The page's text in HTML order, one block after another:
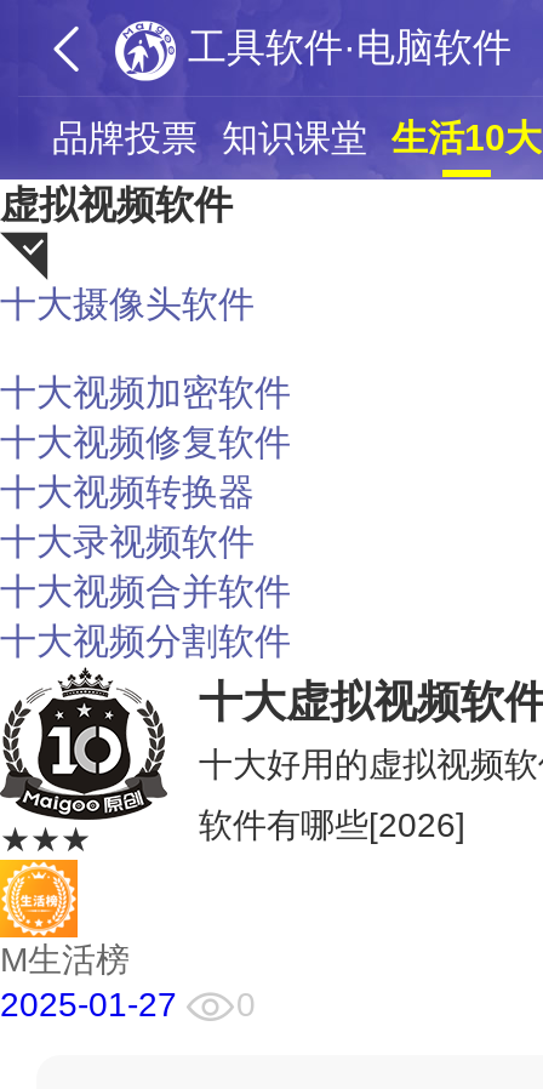
工具软件·电脑软件
品牌投票 知识课堂 生活10大
虚拟视频软件
十大摄像头软件
十大视频加密软件
十大视频修复软件
十大视频转换器
十大录视频软件
十大视频合并软件
十大视频分割软件
★★★
十大虚拟视频软
十大好用的虚拟视频
软件有哪些[2026]
M生活榜
2025-01-27
0